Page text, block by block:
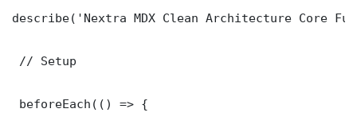
describe('Nextra MDX Clean Architecture Core
// Setup
beforeEach(() => {